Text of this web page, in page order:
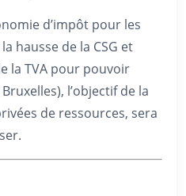
d’impôt pour les
hausse de la CSG et
la TVA pour pouvoir
l’objectif de la
de ressources, sera